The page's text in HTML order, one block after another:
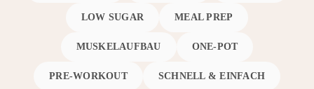
LOW SUGAR MEAL PREP
MUSKELAUFBAU ONE-POT
PRE-WORKOUT SCHNELL & EINFACH